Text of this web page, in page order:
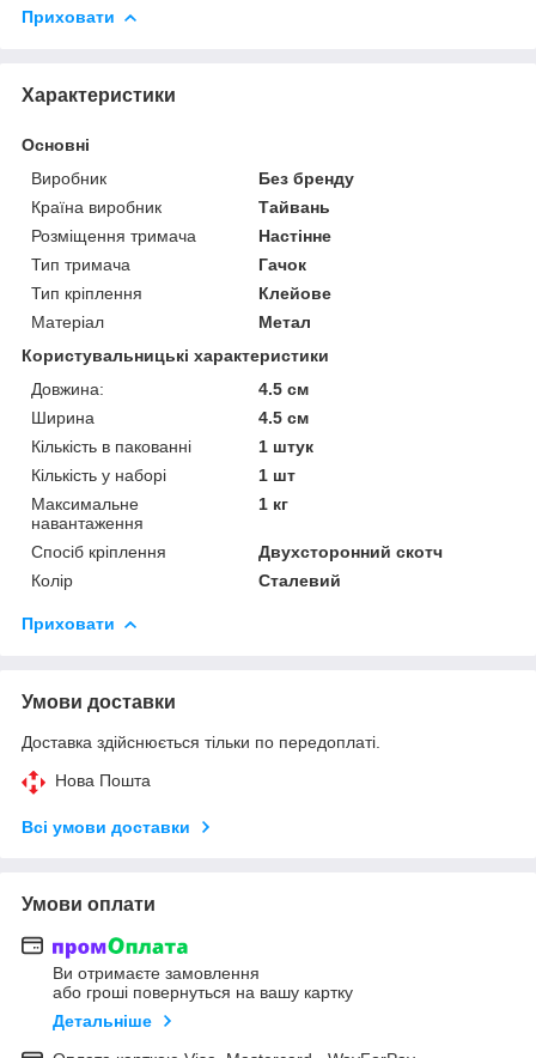
Приховати
Характеристики
Основні
Виробник
Без бренду
Країна виробник
Тайвань
Розміщення тримача
Настінне
Тип тримача
Гачок
Тип кріплення
Клейове
Матеріал
Метал
Користувальницькі характеристики
Довжина:
4.5 см
Ширина
4.5 см
Кількість в пакованні
1 штук
Кількість у наборі
1 шт
Максимальне
навантаження
1 кг
Спосіб кріплення
Двухсторонний скотч
Колір
Сталевий
Приховати
Умови доставки
Доставка здійснюється тільки по передоплаті.
Нова Пошта
Всі умови доставки
Умови оплати
Ви отримаєте замовлення
або гроші повернуться на вашу картку
Детальніше